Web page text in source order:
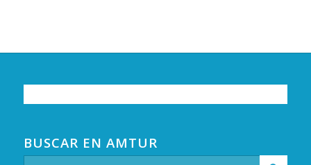
BUSCAR EN AMTUR